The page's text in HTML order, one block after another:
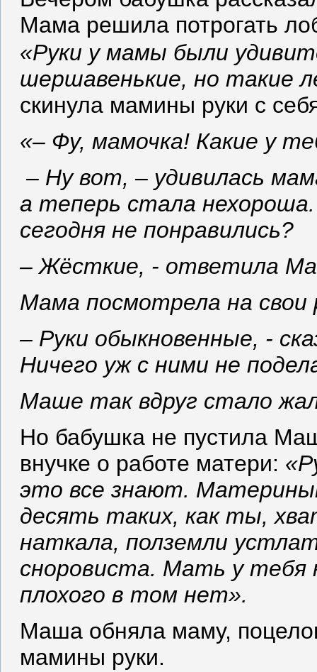
Мама решила потрогать
«Руки у мамы были
шершавенькие, но такие
скинула мамины руки с
«– Фу, мамочка! Какие у
– Ну вот, – удивилась
а теперь стала
сегодня не понравились?
– Жёсткие, - ответила
Мама посмотрела на свои
– Руки обыкновенные, -
Ничего уж с ними не
Маше так вдруг стало
Но бабушка не пустила
внучке о работе матери:
это все знают.
десять таких, как ты,
наткала, полземли
сноровиста. Мать у тебя
плохого в том нет».
Маша обняла маму,
мамины руки.